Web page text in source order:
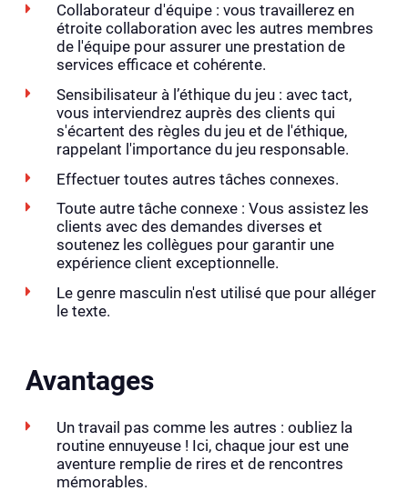
Collaborateur d'équipe : vous travaillerez en
étroite collaboration avec les autres membres
de l'équipe pour assurer une prestation de
services efficace et cohérente.
Sensibilisateur à l’éthique du jeu : avec tact,
vous interviendrez auprès des clients qui
s'écartent des règles du jeu et de l'éthique,
rappelant l'importance du jeu responsable.
Effectuer toutes autres tâches connexes.
Toute autre tâche connexe : Vous assistez les
clients avec des demandes diverses et
soutenez les collègues pour garantir une
expérience client exceptionnelle.
Le genre masculin n'est utilisé que pour alléger
le texte.
Avantages
Un travail pas comme les autres : oubliez la
routine ennuyeuse ! Ici, chaque jour est une
aventure remplie de rires et de rencontres
mémorables.